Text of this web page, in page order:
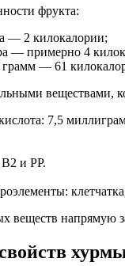
фрукта:
— 2 килокалории;
— примерно 4
грамм — 61
веществами,
7,5
и PP.
веществ напрямую